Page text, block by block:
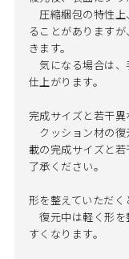
圧縮梱包の特性上
ることがあります
きます。
気になる場合は、
仕上がります。
完成サイズと若干異
クッション材の復
載の完成サイズと
了承ください。
形を整えていただく
復元中は軽く形を
すくなります。